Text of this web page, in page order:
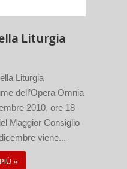
Liturgia
Liturgia
dell’Opera Omnia
2010, ore 18
Maggior Consiglio
viene...
»